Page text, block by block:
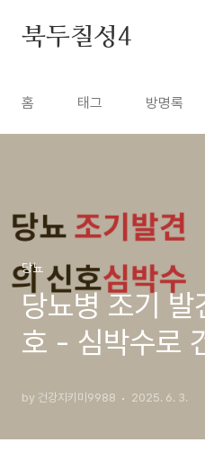
북두칠성4
홈 태그 방명록
당뇨
당뇨병 조기
호 - 심박수로
by 건강지키미9988 2025. 6. 3.